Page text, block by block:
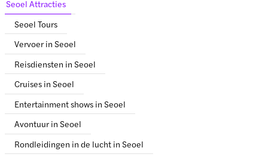
Seoel Attracties
Seoel Tours
Vervoer in Seoel
Reisdiensten in Seoel
Cruises in Seoel
Entertainment shows in Seoel
Avontuur in Seoel
Rondleidingen in de lucht in Seoel